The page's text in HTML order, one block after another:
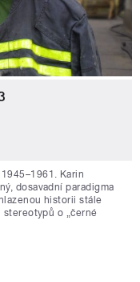
Karin
dosavadní paradigma
historii stále
o „černé